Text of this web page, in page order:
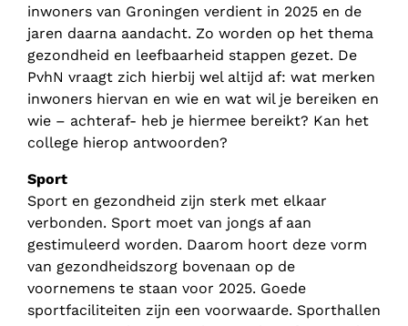
inwoners van Groningen verdient in 2025 en de
jaren daarna aandacht. Zo worden op het thema
gezondheid en leefbaarheid stappen gezet. De
PvhN vraagt zich hierbij wel altijd af: wat merken
inwoners hiervan en wie en wat wil je bereiken en
wie – achteraf- heb je hiermee bereikt? Kan het
college hierop antwoorden?
Sport
Sport en gezondheid zijn sterk met elkaar
verbonden. Sport moet van jongs af aan
gestimuleerd worden. Daarom hoort deze vorm
van gezondheidszorg bovenaan op de
voornemens te staan voor 2025. Goede
sportfaciliteiten zijn een voorwaarde. Sporthallen